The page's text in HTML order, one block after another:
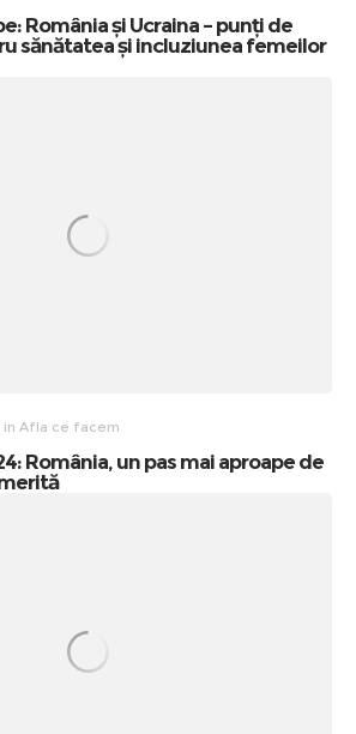
România și Ucraina – punți de
sănătatea și incluziunea femeilor
in Afla ce facem
România, un pas mai aproape de